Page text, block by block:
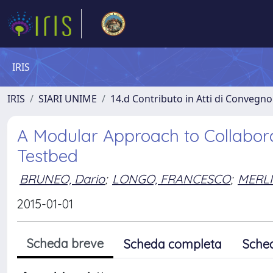
IRIS
IRIS SIARI UNIME 14.d Contributo in Atti di Convegno
A Modular Approach to
Testbed
BRUNEO, Dario; LONGO, FRANCESCO;
2015-01-01
Scheda breve Scheda completa